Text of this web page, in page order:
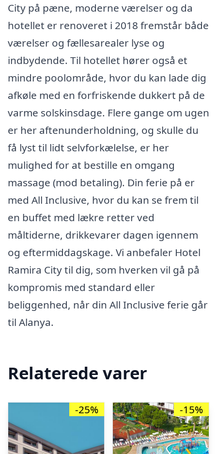
City på pæne, moderne værelser og da
hotellet er renoveret i 2018 fremstår både
værelser og fællesarealer lyse og
indbydende. Til hotellet hører også et
mindre poolområde, hvor du kan lade dig
afkøle med en forfriskende dukkert på de
varme solskinsdage. Flere gange om ugen
er her aftenunderholdning, og skulle du
få lyst til lidt selvforkælelse, er her
mulighed for at bestille en omgang
massage (mod betaling). Din ferie på er
med All Inclusive, hvor du kan se frem til
en buffet med lækre retter ved
måltiderne, drikkevarer dagen igennem
og eftermiddagskage. Vi anbefaler Hotel
Ramira City til dig, som hverken vil gå på
kompromis med standard eller
beliggenhed, når din All Inclusive ferie går
til Alanya.
Relaterede varer
-25% -15%